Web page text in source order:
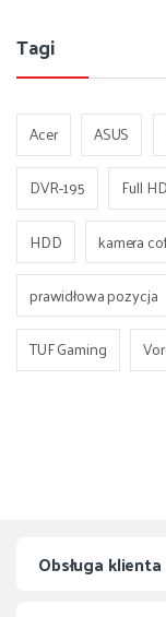
Tagi
Acer ASUS
DVR-195
Full HD
HDD
kamera
prawidłowa pozycja
TUF Gaming
Obsługa klienta